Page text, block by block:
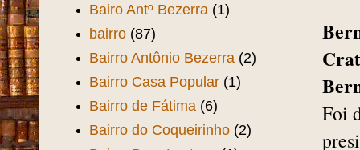
Foi
Bairo Antº Bezerra (1)
bairro (87)
Bairro Antônio Bezerra (2)
Bairro Casa Popular (1)
Bairro de Fátima (6)
Bairro do Coqueirinho (2)